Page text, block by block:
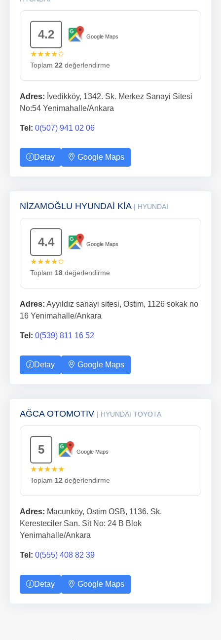
4.2 Google Maps
★★★★✩
Toplam 22 değerlendirme
Adres: İvedikköy, 1342. Sk. Merkez Sanayi Sitesi
No:54 Yenimahalle/Ankara
Tel: 0(507) 941 02 06
Detay Google Maps
NİZAMOĞLU HYUNDAİ KİA | HYUNDAI
4.4 Google Maps
★★★★✩
Toplam 18 değerlendirme
Adres: Ayyıldız sanayi sitesi, Ostim, 1126 sokak no
16 Yenimahalle/Ankara
Tel: 0(539) 811 16 52
Detay Google Maps
AĞCA OTOMOTIV | HYUNDAI TOYOTA
5 Google Maps
★★★★★
Toplam 12 değerlendirme
Adres: Macunköy, Ostim OSB, 1136. Sk.
Keresteciler San. Sit No: 24 B Blok
Yenimahalle/Ankara
Tel: 0(555) 408 82 39
Detay Google Maps